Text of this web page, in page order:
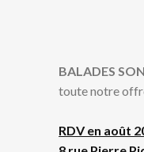
BALADES
toute notre
RDV en août